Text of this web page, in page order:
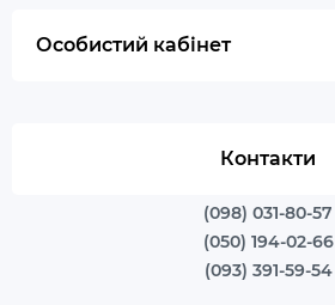
Особистий кабінет
Контакти
(098) 031-80-57
(050) 194-02-66
(093) 391-59-54